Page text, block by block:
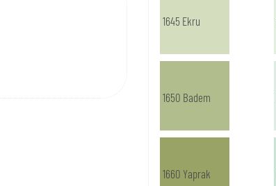
1645 Ekru
1650 Badem
1660 Yaprak